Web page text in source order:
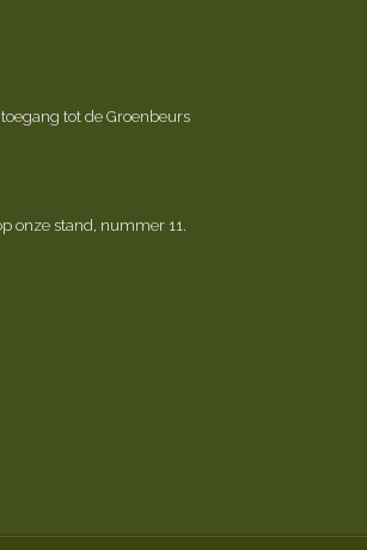
tot de Groenbeurs
onze stand, nummer 11.